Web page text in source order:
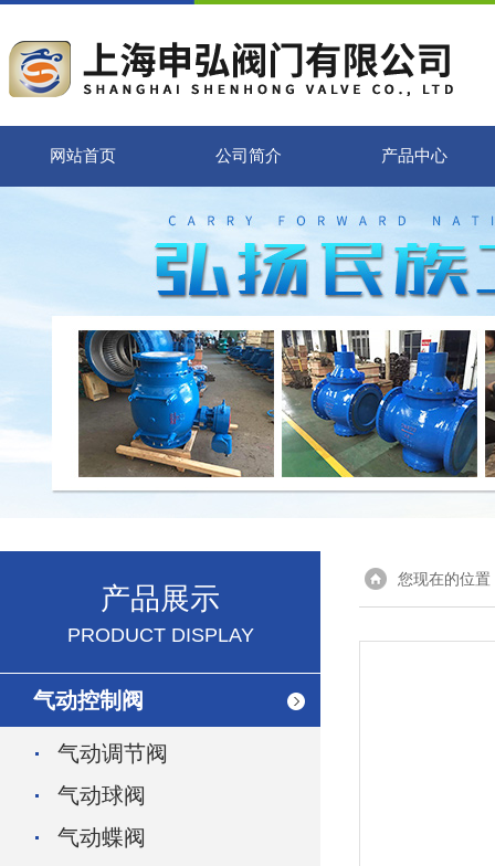
网站首页 公司简介 产品中心
产品展示
PRODUCT DISPLAY
气动控制阀
气动调节阀
气动球阀
气动蝶阀
您现在的位置